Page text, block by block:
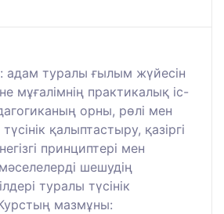
адам туралы ғылым жүйесін
мұғалімнің практикалық іс-
орны, рөлі мен
қалыптастыру, қазіргі
принциптері мен
шешудің
туралы түсінік
мазмұны: